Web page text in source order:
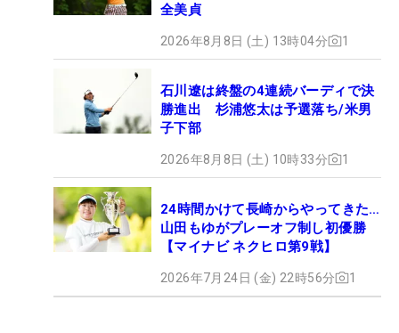
全美貞
2026年8月8日 (土) 13時04分 1
石川遼は終盤の4連続バーディで決
勝進出 杉浦悠太は予選落ち/米男
子下部
2026年8月8日 (土) 10時33分 1
24時間かけて長崎からやってきた…
山田もゆがプレーオフ制し初優勝
【マイナビ ネクヒロ第9戦】
2026年7月24日 (金) 22時56分 1